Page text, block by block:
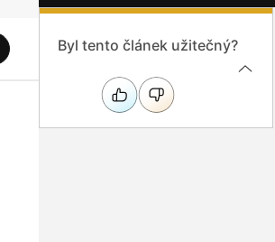
Byl tento článek užitečný?